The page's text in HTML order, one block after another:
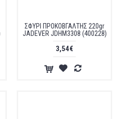
ΣΦΥΡΙ ΠΡΟΚΟΒΓΑΛΤΗΣ 220gr
JADEVER JDHM3308 (400228)
3,54€